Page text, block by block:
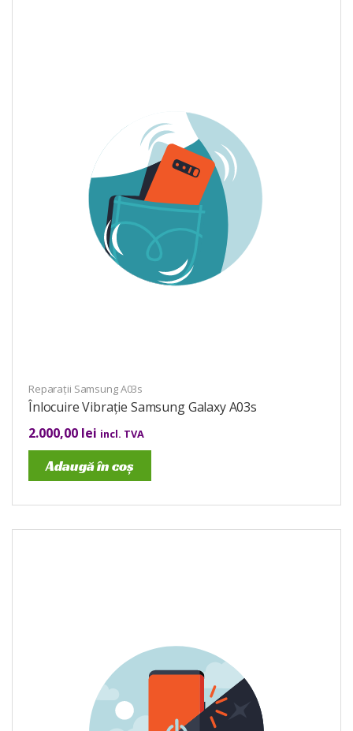
Reparații Samsung A03s
Înlocuire Vibrație Samsung Galaxy A03s
2.000,00 lei incl. TVA
Adaugă în coș